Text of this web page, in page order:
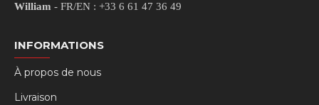
William - FR/EN : +33 6 61 47 36 49
INFORMATIONS
À propos de nous
Livraison